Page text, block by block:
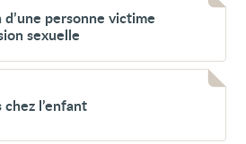
d’une personne victime
sexuelle
l’enfant